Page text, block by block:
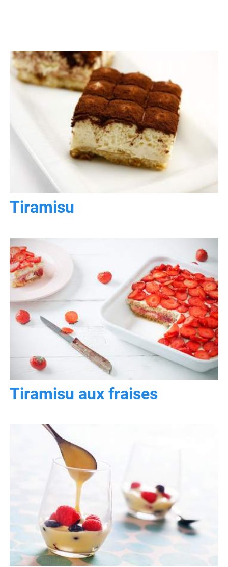
Tiramisu
Tiramisu aux fraises